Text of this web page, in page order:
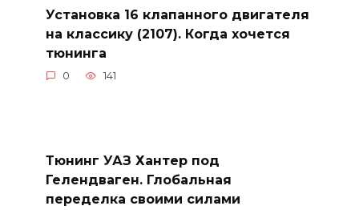
Установка 16 клапанного двигателя
на классику (2107). Когда хочется
тюнинга
0 141
Тюнинг УАЗ Хантер под
Гелендваген. Глобальная
переделка своими силами